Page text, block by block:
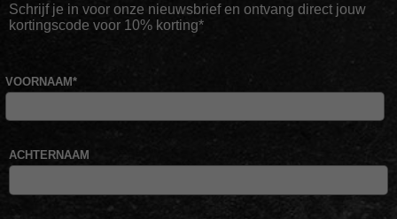
Schrijf je in voor onze nieuwsbrief en ontvang direct jouw
kortingscode voor 10% korting*
VOORNAAM*
ACHTERNAAM